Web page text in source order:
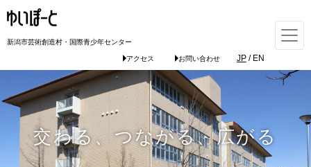
交わる、つながる、広がる
新潟市芸術創造村・国際青少年センター
アクセス お問い合わせ JP/ EN